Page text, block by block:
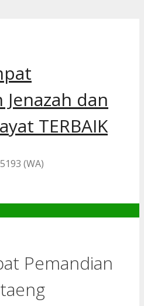
dan
TERBAIK
(WA)
Pemandian